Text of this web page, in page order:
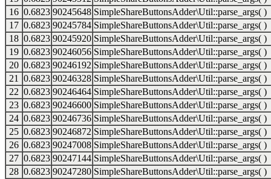
16 0.6823 90245648 SimpleShareButtonsAdder\Util::parse_args( )
17 0.6823 90245784 SimpleShareButtonsAdder\Util::parse_args( )
18 0.6823 90245920 SimpleShareButtonsAdder\Util::parse_args( )
19 0.6823 90246056 SimpleShareButtonsAdder\Util::parse_args( )
20 0.6823 90246192 SimpleShareButtonsAdder\Util::parse_args( )
21
0.6823 90246328 SimpleShareButtonsAdder\Util::parse_args( )
22 0.6823 90246464 SimpleShareButtonsAdder\Util::parse_args( )
23 0.6823 90246600 SimpleShareButtonsAdder\Util::parse_args( )
24 0.6823 90246736 SimpleShareButtonsAdder\Util::parse_args( )
25 0.6823 90246872 SimpleShareButtonsAdder\Util::parse_args( )
26 0.6823 90247008 SimpleShareButtonsAdder\Util::parse_args( )
27 0.6823 90247144 SimpleShareButtonsAdder\Util::parse_args( )
28 0.6823 90247280 SimpleShareButtonsAdder\Util::parse_args( )